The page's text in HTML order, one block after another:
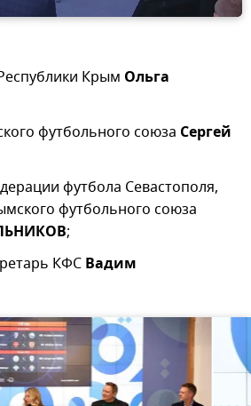
Крым Ольга
футбольного союза Сергей
футбола Севастополя,
футбольного союза
;
КФС Вадим